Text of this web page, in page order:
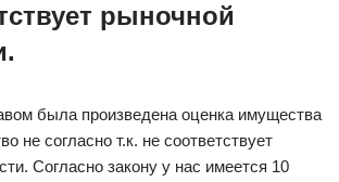
рыночной
была произведена оценка имущества
не согласно т.к. не соответствует
Согласно закону у нас имеется 10